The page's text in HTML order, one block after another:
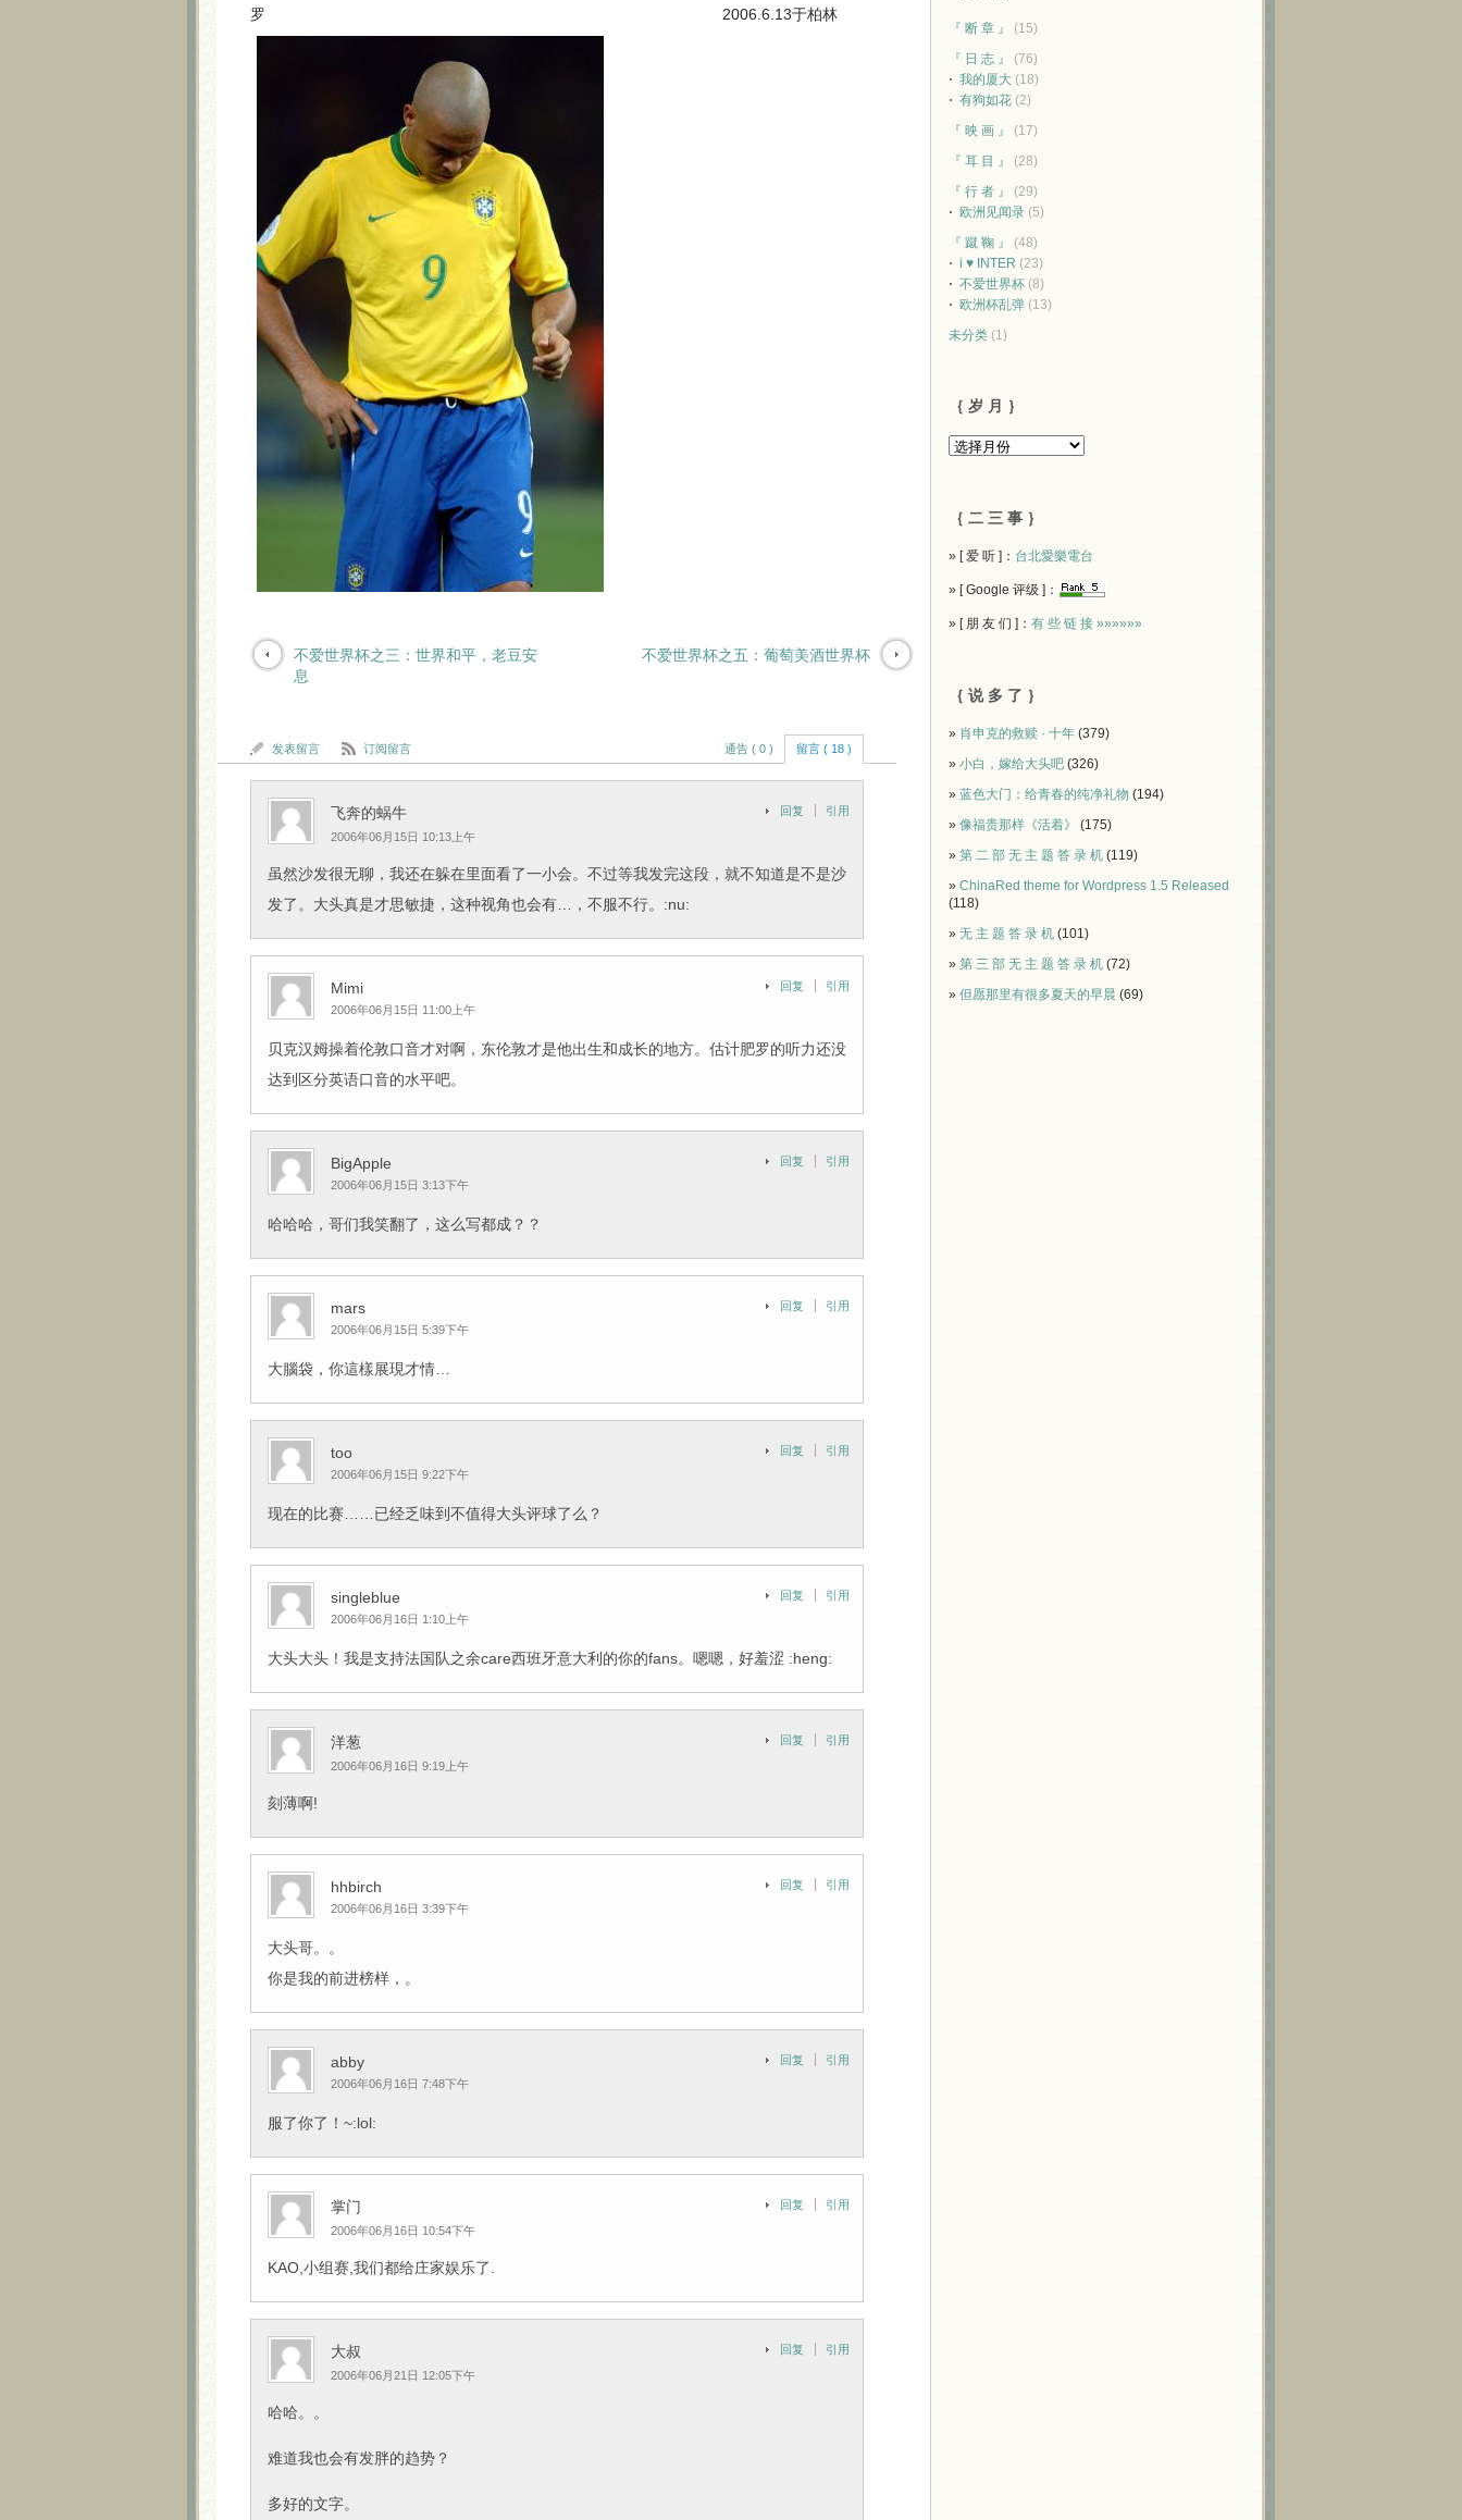
罗 2006.6.13于柏林
不爱世界杯之三：世界和平，老豆安
息
不爱世界杯之五：葡萄美酒世界杯
发表留言 订阅留言 通告 ( 0 ) 留言 ( 18 )
飞奔的蜗牛
2006年06月15日 10:13上午
回复 引用
虽然沙发很无聊，我还在躲在里面看了一小会。不过等我发完这段，就不知道是不是沙
发了。大头真是才思敏捷，这种视角也会有…，不服不行。:nu:
Mimi
2006年06月15日 11:00上午
回复 引用
贝克汉姆操着伦敦口音才对啊，东伦敦才是他出生和成长的地方。估计肥罗的听力还没
达到区分英语口音的水平吧。
BigApple
2006年06月15日 3:13下午
回复 引用
哈哈哈，哥们我笑翻了，这么写都成？？
mars
2006年06月15日 5:39下午
回复 引用
大腦袋，你這樣展現才情…
too
2006年06月15日 9:22下午
回复 引用
现在的比赛……已经乏味到不值得大头评球了么？
singleblue
2006年06月16日 1:10上午
回复 引用
大头大头！我是支持法国队之余care西班牙意大利的你的fans。嗯嗯，好羞涩 :heng:
洋葱
2006年06月16日 9:19上午
回复 引用
刻薄啊!
hhbirch
2006年06月16日 3:39下午
回复 引用
大头哥。。
你是我的前进榜样，。
abby
2006年06月16日 7:48下午
回复 引用
服了你了！~:lol:
掌门
2006年06月16日 10:54下午
回复 引用
KAO,小组赛,我们都给庄家娱乐了.
大叔
2006年06月21日 12:05下午
回复 引用
哈哈。。
难道我也会有发胖的趋势？
多好的文字。
『 断 章 』
(15)
『 日 志 』
(76)
我的厦大 (18)
有狗如花 (2)
『 映 画 』
(17)
『 耳 目 』
(28)
『 行 者 』
(29)
欧洲见闻录 (5)
『 蹴 鞠 』
(48)
i ♥ INTER (23)
不爱世界杯 (8)
欧洲杯乱弹 (13)
未分类 (1)
｛ 岁 月 ｝
｛ 二 三 事 ｝
» [ 爱 听 ]： 台北愛樂電台
» [ Google 评级 ]：
» [ 朋 友 们 ]： 有 些 链 接 »»»»»»
｛ 说 多 了 ｝
» 肖申克的救赎 · 十年 (379)
» 小白，嫁给大头吧 (326)
» 蓝色大门：给青春的纯净礼物 (194)
» 像福贵那样《活着》
(175)
» 第 二 部 无 主 题 答 录 机 (119)
» ChinaRed theme for Wordpress 1.5 Released
(118)
» 无 主 题 答 录 机 (101)
» 第 三 部 无 主 题 答 录 机 (72)
» 但愿那里有很多夏天的早晨 (69)